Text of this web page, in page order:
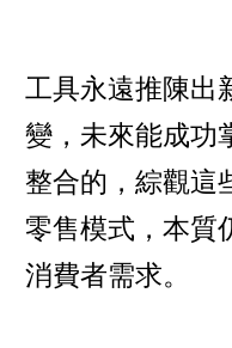
工具永遠推陳出
變，未來能成功
整合的，綜觀這
零售模式，本質
消費者需求。